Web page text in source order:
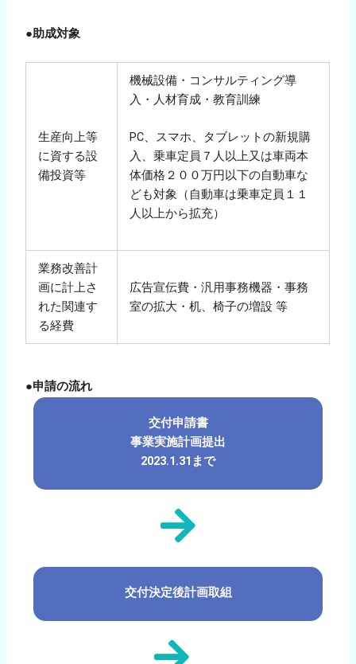
●助成対象
生産向上等
に資する設
備投資等
機械設備・コンサルティング導
入・人材育成・教育訓練
PC、スマホ、タブレットの新規購
入、乗車定員７人以上又は車両本
体価格２００万円以下の自動車な
ども対象（自動車は乗車定員１１
人以上から拡充）
業務改善計
画に計上さ
れた関連す
る経費
広告宣伝費・汎用事務機器・事務
室の拡大・机、椅子の増設 等
●申請の流れ
交付申請書
事業実施計画提出
2023.1.31まで
交付決定後計画取組